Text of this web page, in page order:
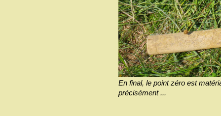
En final, le point zéro est
précisément ...